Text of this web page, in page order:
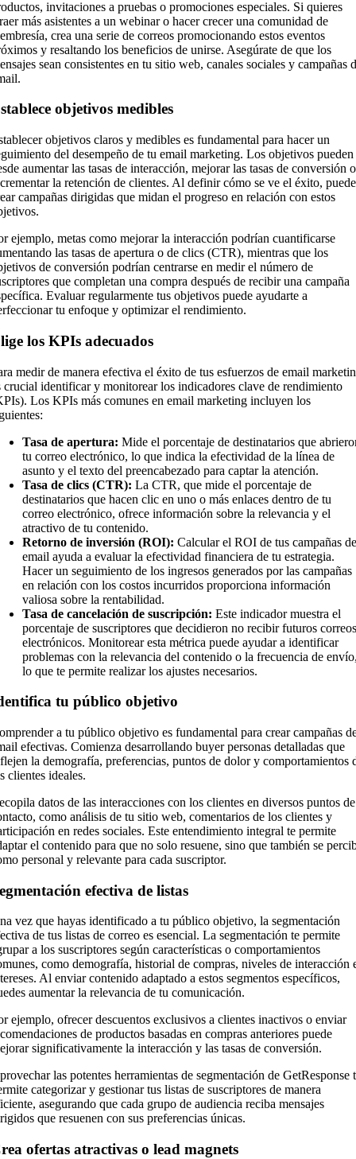
invitaciones a pruebas o promociones especiales. Si quieres
más asistentes a un webinar o hacer crecer una comunidad de
crea una serie de correos promocionando estos eventos
y resaltando los beneficios de unirse. Asegúrate de que los
sean consistentes en tu sitio web, canales sociales y campañas
objetivos medibles
objetivos claros y medibles es fundamental para hacer un
del desempeño de tu email marketing. Los objetivos
aumentar las tasas de interacción, mejorar las tasas de conversión o
la retención de clientes. Al definir cómo se ve el éxito,
campañas dirigidas que midan el progreso en relación con estos
ejemplo, metas como mejorar la interacción podrían cuantificarse
las tasas de apertura o de clics (CTR), mientras que los
de conversión podrían centrarse en medir el número de
que completan una compra después de recibir una campaña
Evaluar regularmente tus objetivos puede ayudarte a
tu enfoque y optimizar el rendimiento.
los KPIs adecuados
medir de manera efectiva el éxito de tus esfuerzos de email
crucial identificar y monitorear los indicadores clave de rendimiento
Los KPIs más comunes en email marketing incluyen los
Tasa de apertura: Mide el porcentaje de destinatarios que
tu correo electrónico, lo que indica la efectividad de la línea de
asunto y el texto del preencabezado para captar la atención.
Tasa de clics (CTR): La CTR, que mide el porcentaje de
destinatarios que hacen clic en uno o más enlaces dentro de tu
correo electrónico, ofrece información sobre la relevancia y el
atractivo de tu contenido.
Retorno de inversión (ROI): Calcular el ROI de tus campañas de
email ayuda a evaluar la efectividad financiera de tu estrategia.
Hacer un seguimiento de los ingresos generados por las campañas
en relación con los costos incurridos proporciona información
valiosa sobre la rentabilidad.
Tasa de cancelación de suscripción: Este indicador muestra el
porcentaje de suscriptores que decidieron no recibir futuros correos
electrónicos. Monitorear esta métrica puede ayudar a identificar
problemas con la relevancia del contenido o la frecuencia de
lo que te permite realizar los ajustes necesarios.
tu público objetivo
a tu público objetivo es fundamental para crear campañas
efectivas. Comienza desarrollando buyer personas detalladas que
la demografía, preferencias, puntos de dolor y comportamientos
clientes ideales.
datos de las interacciones con los clientes en diversos puntos de
como análisis de tu sitio web, comentarios de los clientes y
en redes sociales. Este entendimiento integral te permite
el contenido para que no solo resuene, sino que también se
personal y relevante para cada suscriptor.
efectiva de listas
vez que hayas identificado a tu público objetivo, la segmentación
de tus listas de correo es esencial. La segmentación te permite
a los suscriptores según características o comportamientos
como demografía, historial de compras, niveles de interacción
Al enviar contenido adaptado a estos segmentos específicos,
aumentar la relevancia de tu comunicación.
ejemplo, ofrecer descuentos exclusivos a clientes inactivos o enviar
de productos basadas en compras anteriores puede
significativamente la interacción y las tasas de conversión.
las potentes herramientas de segmentación de GetResponse
categorizar y gestionar tus listas de suscriptores de manera
asegurando que cada grupo de audiencia reciba mensajes
que resuenen con sus preferencias únicas.
ofertas atractivas o lead magnets